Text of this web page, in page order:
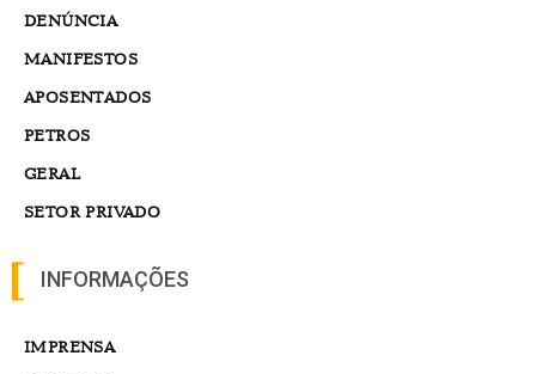
DENÚNCIA
MANIFESTOS
APOSENTADOS
PETROS
GERAL
SETOR PRIVADO
INFORMAÇÕES
IMPRENSA